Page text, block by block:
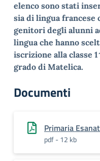
elenco sono stati
sia di lingua francese
genitori degli alunni
lingua che hanno
iscrizione alla classe
grado di Matelica.
Documenti
Primaria
pdf - 12 kb